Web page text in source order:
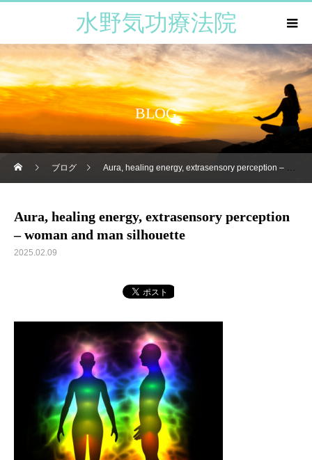
水野気功療法院
BLOG
ブログ Aura, healing energy, extrasensory perception – woman and man silhouette
Aura, healing energy, extrasensory perception
– woman and man silhouette
2025.02.09